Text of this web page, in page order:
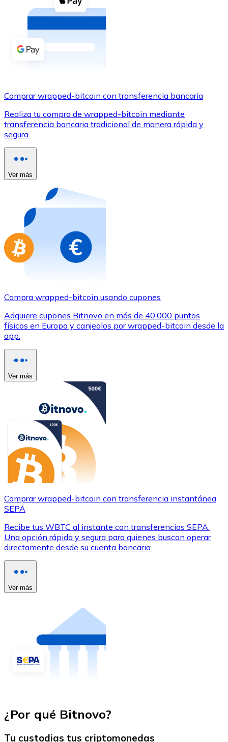
Comprar con efectivo
Transferencia SEPA
Añade fondos a tu cuenta Bitnovo o realiza compras
Utiliza tarjetas Visa y Mastercard para comprar
Comprar con tarjeta
Tienda - Tarjetas regalo
Nuevo
Compra tarjetas regalo de tus marcas favoritas con
Ir a la tienda de tarjetas regalo
Comprar wrapped-bitcoin con transferencia bancaria
Realiza tu compra de wrapped-bitcoin mediante
transferencia bancaria tradicional de manera rápida y
segura.
Ver más
Compra wrapped-bitcoin usando cupones
Adquiere cupones Bitnovo en más de 40.000 puntos
físicos en Europa y canjealos por wrapped-bitcoin desde la
app.
Ver más
Comprar wrapped-bitcoin con transferencia instantánea
SEPA
Recibe tus WBTC al instante con transferencias SEPA.
Una opción rápida y segura para quienes buscan operar
directamente desde su cuenta bancaria.
Ver más
¿Por qué Bitnovo?
Tu custodias tus criptomonedas